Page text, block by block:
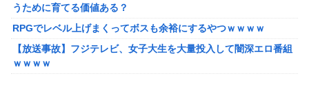
態（外観・腐肉臭）する花が！
『ゼルダの伝説』ゼルダ姫とリンクって毎回結ばれずに別の相手
と子孫を残してるって本当…？
韓国人「英メディアや海外各社も一斉に韓国サッカー協会を巡る
過去の不祥事を報道！」→「国際的な信用失墜の危機‥」
うために育てる価値ある？
RPGでレベル上げまくってボスも余裕にするやつｗｗｗｗ
【放送事故】フジテレビ、女子大生を大量投入して闇深エロ番組
ｗｗｗｗ